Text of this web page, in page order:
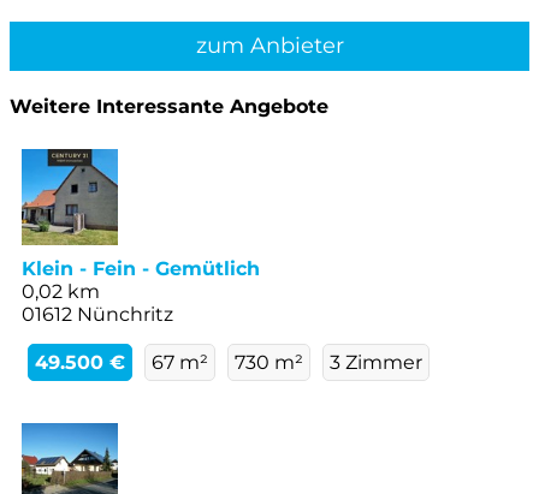
zum Anbieter
Weitere Interessante Angebote
Klein - Fein - Gemütlich
0,02 km
01612 Nünchritz
49.500 € 67 m² 730 m² 3 Zimmer